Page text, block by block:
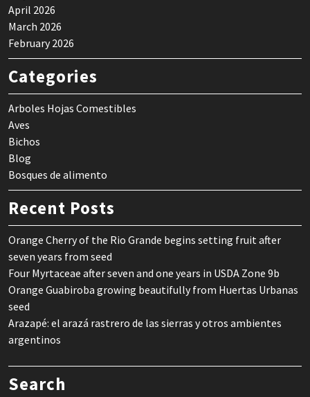
April 2026
March 2026
February 2026
Categories
Arboles Hojas Comestibles
Aves
Bichos
Blog
Bosques de alimento
Recent Posts
Orange Cherry of the Rio Grande begins setting fruit after
seven years from seed
Four Myrtaceae after seven and one years in USDA Zone 9b
Orange Guabiroba growing beautifully from Huertas Urbanas
seed
Arazapé: el arazá rastrero de las sierras y otros ambientes
argentinos
Search